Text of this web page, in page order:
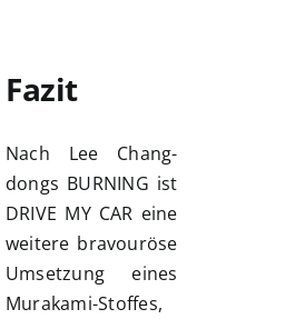
Fazit
Nach Lee Chang-
dongs BURNING ist
DRIVE MY CAR eine
weitere bravouröse
Umsetzung eines
Murakami-Stoffes,